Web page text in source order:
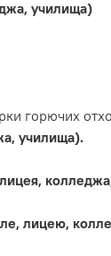
училища)
горючих
училища).
лицею,